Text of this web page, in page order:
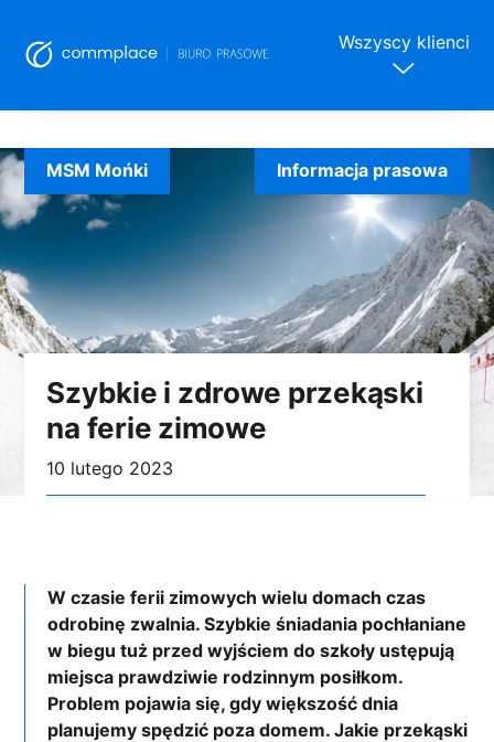
to
content
Wszyscy klienci
Szybkie i zdrowe przekąski
na ferie zimowe
10 lutego 2023
MSM Mońki Informacja prasowa
W czasie ferii zimowych wielu domach czas
odrobinę zwalnia. Szybkie śniadania pochłaniane
w biegu tuż przed wyjściem do szkoły ustępują
miejsca prawdziwie rodzinnym posiłkom.
Problem pojawia się, gdy większość dnia
planujemy spędzić poza domem. Jakie przekąski